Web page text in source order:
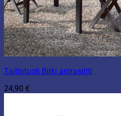
Taittotuoli Birki antrasiitti
24,90 €